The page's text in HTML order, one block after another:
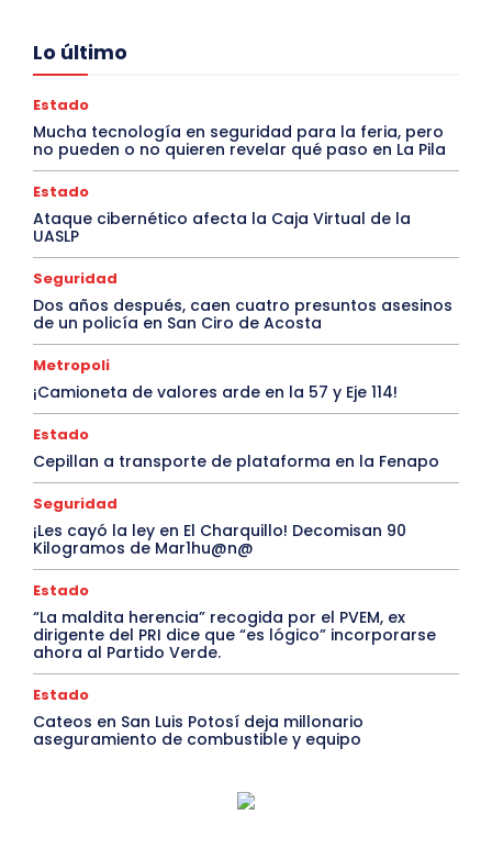
Lo último
Estado
Mucha tecnología en seguridad para la feria, pero
no pueden o no quieren revelar qué paso en La Pila
Estado
Ataque cibernético afecta la Caja Virtual de la
UASLP
Seguridad
Dos años después, caen cuatro presuntos asesinos
de un policía en San Ciro de Acosta
Metropoli
¡Camioneta de valores arde en la 57 y Eje 114!
Estado
Cepillan a transporte de plataforma en la Fenapo
Seguridad
¡Les cayó la ley en El Charquillo! Decomisan 90
Kilogramos de Mar1hu@n@
Estado
“La maldita herencia” recogida por el PVEM, ex
dirigente del PRI dice que “es lógico” incorporarse
ahora al Partido Verde.
Estado
Cateos en San Luis Potosí deja millonario
aseguramiento de combustible y equipo